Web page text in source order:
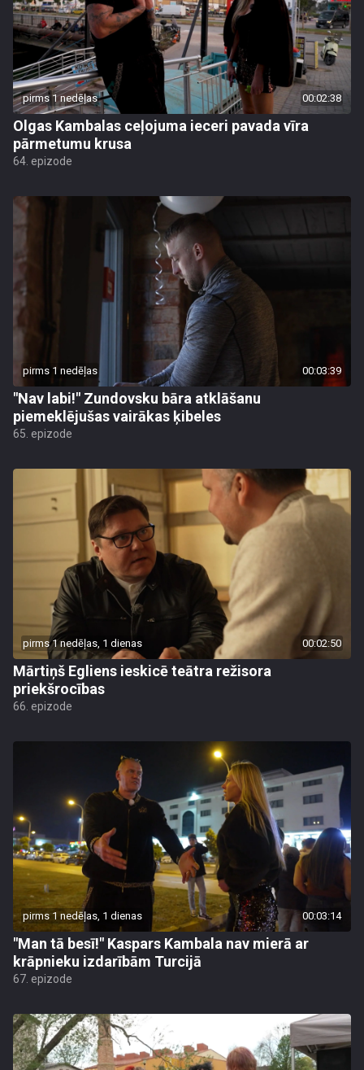
pirms 1 nedēļas 00:02:38
Olgas Kambalas ceļojuma ieceri pavada vīra
pārmetumu krusa
64. epizode
pirms 1 nedēļas 00:03:39
"Nav labi!" Zundovsku bāra atklāšanu
piemeklējušas vairākas ķibeles
65. epizode
pirms 1 nedēļas, 1 dienas 00:02:50
Mārtiņš Egliens ieskicē teātra režisora
priekšrocības
66. epizode
pirms 1 nedēļas, 1 dienas 00:03:14
"Man tā besī!" Kaspars Kambala nav mierā ar
krāpnieku izdarībām Turcijā
67. epizode